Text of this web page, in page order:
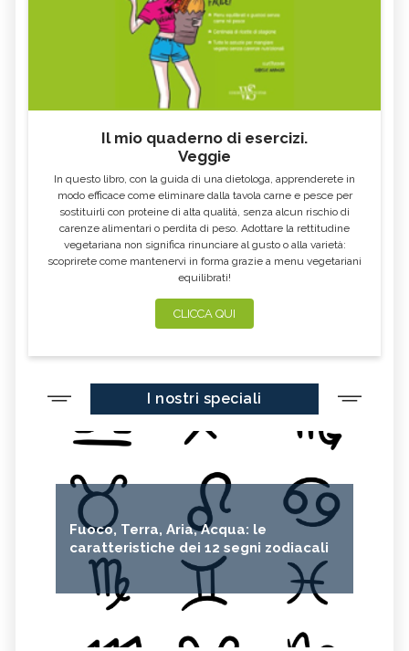
Il mio quaderno di esercizi.
Veggie
In questo libro, con la guida di una dietologa, apprenderete in
modo efficace come eliminare dalla tavola carne e pesce per
sostituirli con proteine di alta qualità, senza alcun rischio di
carenze alimentari o perdita di peso. Adottare la rettitudine
vegetariana non significa rinunciare al gusto o alla varietà:
scoprirete come mantenervi in forma grazie a menu vegetariani
equilibrati!
CLICCA QUI
I nostri speciali
Fuoco, Terra, Aria, Acqua: le
caratteristiche dei 12 segni zodiacali